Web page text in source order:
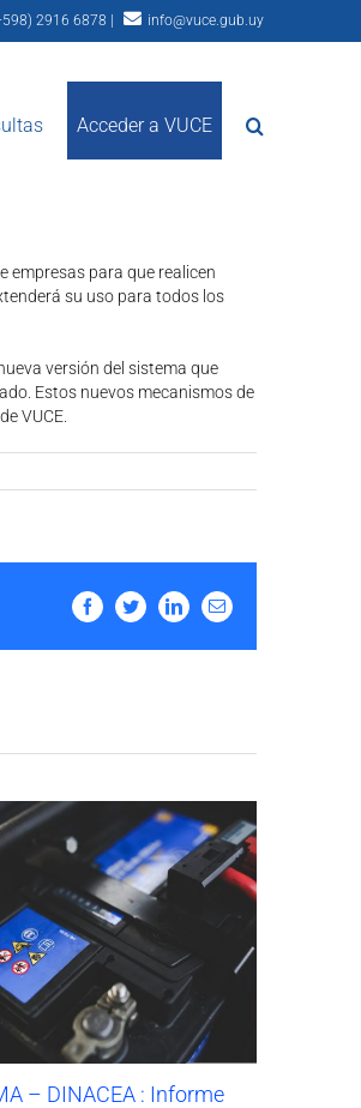
2916 6878 | info@vuce.gub.uy
Acceder a VUCE
empresas para que realicen
su uso para todos los
versión del sistema que
Estos nuevos mecanismos de
VUCE.
FacebookTwitterLinkedInEmail
– DINACEA : Informe